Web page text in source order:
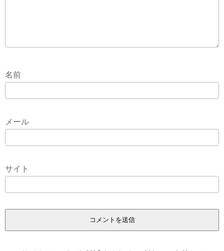
名前
メール
サイト